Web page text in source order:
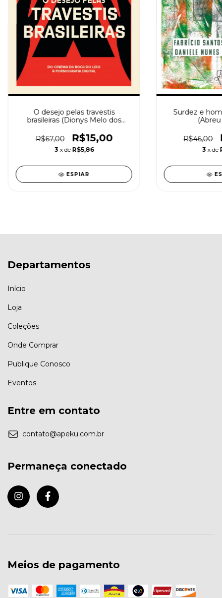
O desejo pelas travestis
brasileiras (Dionys Melo dos
R$67,00
R$15,00
3 x de R$5,86
ESPIAR
Surdez e
(Abreu
R$46,00
3 x de
Departamentos
Início
Loja
Coleções
Onde Comprar
Publique Conosco
Eventos
Entre em contato
contato@apeku.com.br
Permaneça conectado
Meios de pagamento